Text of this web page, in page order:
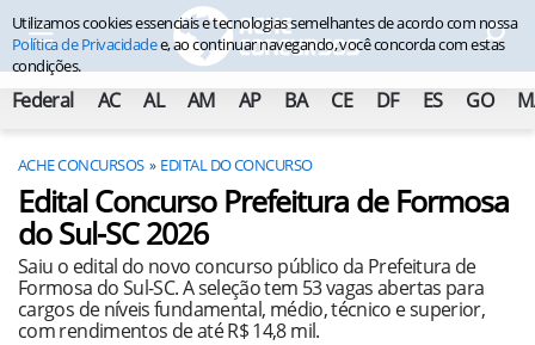
Federal AC AL AM AP BA CE DF ES GO
ACHE CONCURSOS EDITAL DO CONCURSO
Edital Concurso Prefeitura de Formosa
do Sul-SC 2026
Saiu o edital do novo concurso público da Prefeitura de
Formosa do Sul-SC. A seleção tem 53 vagas abertas para
cargos de níveis fundamental, médio, técnico e superior,
com rendimentos de até R$ 14,8 mil.
Utilizamos cookies essenciais e tecnologias semelhantes de acordo com nossa
Política de Privacidadee, ao continuar navegando, você concorda com estas
condições.